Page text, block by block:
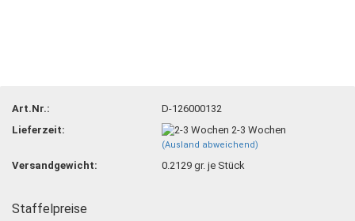
Art.Nr.:
D-126000132
Lieferzeit:
2-3 Wochen
(Ausland abweichend)
Versandgewicht: 0.2129 gr. je Stück
Staffelpreise